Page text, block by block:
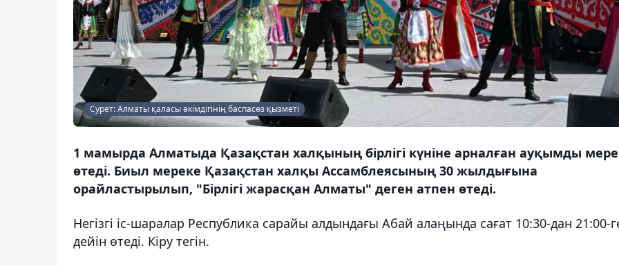
Сурет: Алматы қаласы әкімдігінің баспасөз қызметі
1 мамырда Алматыда Қазақстан халқының бірлігі күніне арналған ауқымды
өтеді. Биыл мереке Қазақстан халқы Ассамблеясының 30 жылдығына
орайластырылып, "Бірлігі жарасқан Алматы" деген атпен өтеді.
Негізгі іс-шаралар Республика сарайы алдындағы Абай алаңында сағат 10:30-дан 21:00-
дейін өтеді. Кіру тегін.